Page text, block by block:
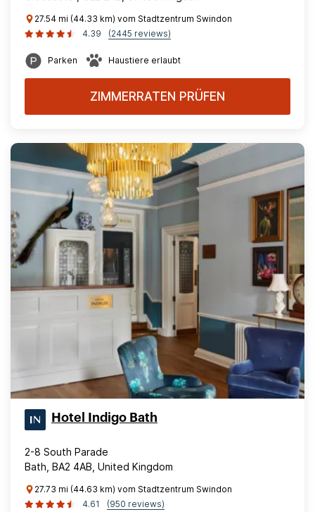
27.54 mi (44.33 km) vom Stadtzentrum Swindon
4.39
(2445 reviews)
Parken Haustiere erlaubt
ZIMMERRATEN PRÜFEN
Hotel Indigo Bath
2-8 South Parade
Bath, BA2 4AB, United Kingdom
27.73 mi (44.63 km) vom Stadtzentrum Swindon
4.61
(950 reviews)